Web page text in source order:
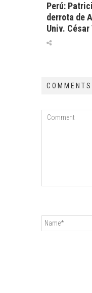
Perú:
derrota de
Univ.